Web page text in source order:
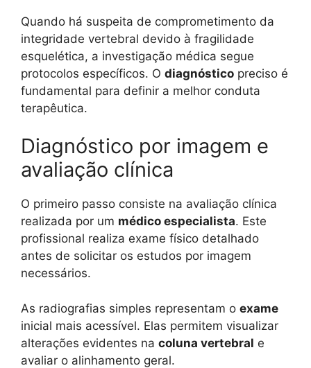
Quando há suspeita de comprometimento da
integridade vertebral devido à fragilidade
esquelética, a investigação médica segue
protocolos específicos. O diagnóstico preciso é
fundamental para definir a melhor conduta
terapêutica.
Diagnóstico por imagem e
avaliação clínica
O primeiro passo consiste na avaliação clínica
realizada por um médico especialista. Este
profissional realiza exame físico detalhado
antes de solicitar os estudos por imagem
necessários.
As radiografias simples representam o exame
inicial mais acessível. Elas permitem visualizar
alterações evidentes na coluna vertebral e
avaliar o alinhamento geral.